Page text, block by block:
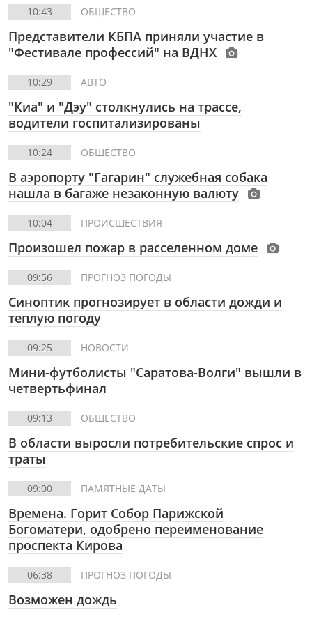
10:43 ОБЩЕСТВО
Представители КБПА приняли участие в
"Фестивале профессий" на ВДНХ
10:29 АВТО
"Киа" и "Дэу" столкнулись на трассе,
водители госпитализированы
10:24 ОБЩЕСТВО
В аэропорту "Гагарин" служебная собака
нашла в багаже незаконную валюту
10:04 ПРОИСШЕСТВИЯ
Произошел пожар в расселенном доме
09:56 ПРОГНОЗ ПОГОДЫ
Синоптик прогнозирует в области дожди и
теплую погоду
09:25 НОВОСТИ
Мини-футболисты "Саратова-Волги" вышли в
четвертьфинал
09:13 ОБЩЕСТВО
В области выросли потребительские спрос и
траты
09:00 ПАМЯТНЫЕ ДАТЫ
Времена. Горит Собор Парижской
Богоматери, одобрено переименование
проспекта Кирова
06:38 ПРОГНОЗ ПОГОДЫ
Возможен дождь